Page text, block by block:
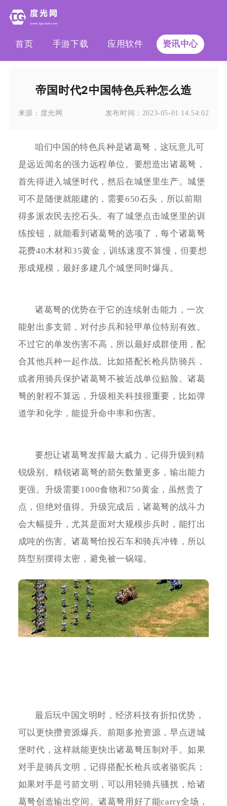
首页 手游下载 应用软件 资讯中心
帝国时代2中国特色兵种怎么造
来源： 度光网 发布时间： 2023-05-01 14:54:02
咱们中国的特色兵种是诸葛弩，这玩意儿可
是远近闻名的强力远程单位。要想造出诸葛弩，
首先得进入城堡时代，然后在城堡里生产。城堡
可不是随便就能建的，需要650石头，所以前期
得多派农民去挖石头。有了城堡点击城堡里的训
练按钮，就能看到诸葛弩的选项了，每个诸葛弩
花费40木材和35黄金，训练速度不算慢，但要想
形成规模，最好多建几个城堡同时爆兵。
诸葛弩的优势在于它的连续射击能力，一次
能射出多支箭，对付步兵和轻甲单位特别有效。
不过它的单发伤害不高，所以最好成群使用，配
合其他兵种一起作战。比如搭配长枪兵防骑兵，
或者用骑兵保护诸葛弩不被近战单位贴脸。诸葛
弩的射程不算远，升级相关科技很重要，比如弹
道学和化学，能提升命中率和伤害。
要想让诸葛弩发挥最大威力，记得升级到精
锐级别。精锐诸葛弩的箭矢数量更多，输出能力
更强。升级需要1000食物和750黄金，虽然贵了
点，但绝对值得。升级完成后，诸葛弩的战斗力
会大幅提升，尤其是面对大规模步兵时，能打出
成吨的伤害。诸葛弩怕投石车和骑兵冲锋，所以
阵型别摆得太密，避免被一锅端。
最后玩中国文明时，经济科技有折扣优势，
可以更快攒资源爆兵。前期多抢资源，早点进城
堡时代，这样就能更快出诸葛弩压制对手。如果
对手是骑兵文明，记得搭配长枪兵或者骆驼兵；
如果对手是弓箭文明，可以用轻骑兵骚扰，给诸
葛弩创造输出空间。诸葛弩用好了能carry全场，